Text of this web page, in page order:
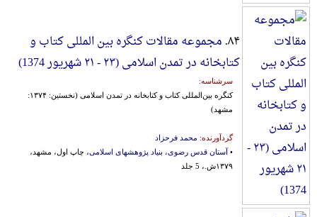
۸۴. مجموعه مقالات کنگره بین المللی کتاب و
کتابخانه در تمدن‌ اسلامی‌ (۲۳ - ۲۱ شهریور 1374)
سرشناسه:
کنگره‌ بین‌المللی‌ کتاب‌ و کتابخانه‌ در تمدن‌ اسلامی‌ (نخستین‌: ۱۳۷۴:
مشهد)
گردآورنده: محمد فرحزاد
• آستان قدس رضوی، بنیاد پژوهشهای اسلامی، چاپ اول، مشهد،
۱۳۷۹ش.، 5 جلد